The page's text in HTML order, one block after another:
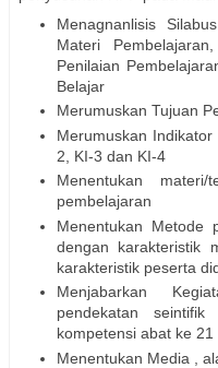
Menagnanlisis
Materi
Penilaian
Belajar
Merumuskan Tujuan
Merumuskan
2, KI-3 dan KI-4
Menentukan
pembelajaran
Menentukan Metode
dengan karakteristik
karakteristik peserta
Menjabarkan
pendekatan
kompetensi abat ke 21
Menentukan Media ,